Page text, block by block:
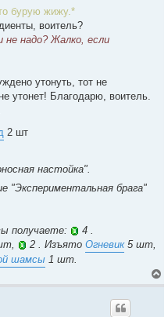
бурую жижу.*
воитель?
надо? Жалко, если
утонуть, тот не
утонет! Благодарю, воитель.
2 шт
настойка".
"Экспериментальная брага"
получаете:
4 .
2 . Изъято Огневик5 шт,
шамсы 1 шт.